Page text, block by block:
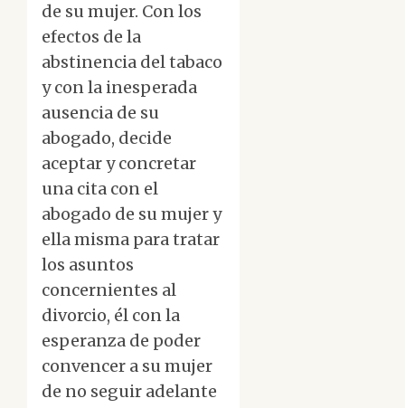
de su mujer. Con los
efectos de la
abstinencia del tabaco
y con la inesperada
ausencia de su
abogado, decide
aceptar y concretar
una cita con el
abogado de su mujer y
ella misma para tratar
los asuntos
concernientes al
divorcio, él con la
esperanza de poder
convencer a su mujer
de no seguir adelante